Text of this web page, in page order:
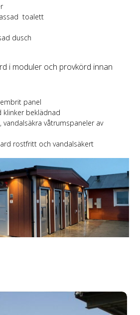
toalett
dusch
i moduler och provkörd innan
panel
klinker beklädnad
vandalsäkra våtrumspaneler av
rostfritt och vandalsäkert